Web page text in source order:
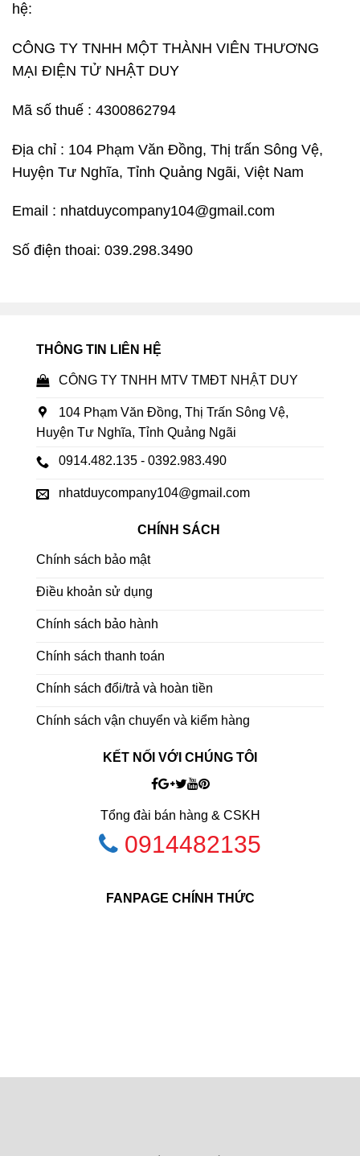
hệ:
CÔNG TY TNHH MỘT THÀNH VIÊN THƯƠNG
MẠI ĐIỆN TỬ NHẬT DUY
Mã số thuế : 4300862794
Địa chỉ : 104 Phạm Văn Đồng, Thị trấn Sông Vệ,
Huyện Tư Nghĩa, Tỉnh Quảng Ngãi, Việt Nam
Email : nhatduycompany104@gmail.com
Số điện thoai: 039.298.3490
THÔNG TIN LIÊN HỆ
CÔNG TY TNHH MTV TMĐT NHẬT DUY
104 Phạm Văn Đồng, Thị Trấn Sông Vệ,
Huyện Tư Nghĩa, Tỉnh Quảng Ngãi
0914.482.135 - 0392.983.490
nhatduycompany104@gmail.com
CHÍNH SÁCH
Chính sách bảo mật
Điều khoản sử dụng
Chính sách bảo hành
Chính sách thanh toán
Chính sách đổi/trả và hoàn tiền
Chính sách vận chuyển và kiểm hàng
KẾT NỐI VỚI CHÚNG TÔI
Tổng đài bán hàng & CSKH
0914482135
FANPAGE CHÍNH THỨC